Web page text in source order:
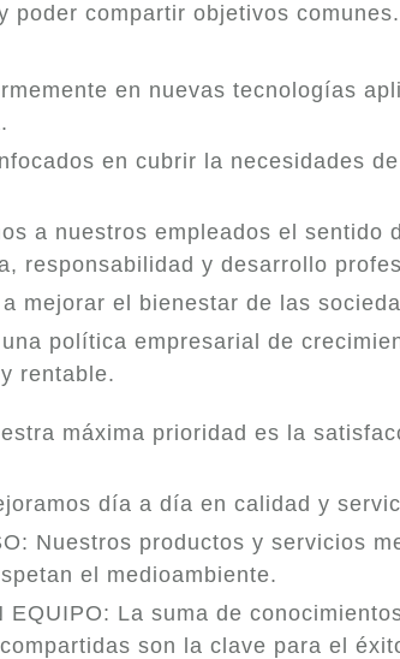
poder compartir objetivos comunes.
en nuevas tecnologías
en cubrir la necesidades
a nuestros empleados el sentido
responsabilidad y desarrollo
mejorar el bienestar de las
política empresarial de
rentable.
máxima prioridad es la
día a día en calidad y
Nuestros productos y servicios
el medioambiente.
EQUIPO: La suma de
son la clave para el